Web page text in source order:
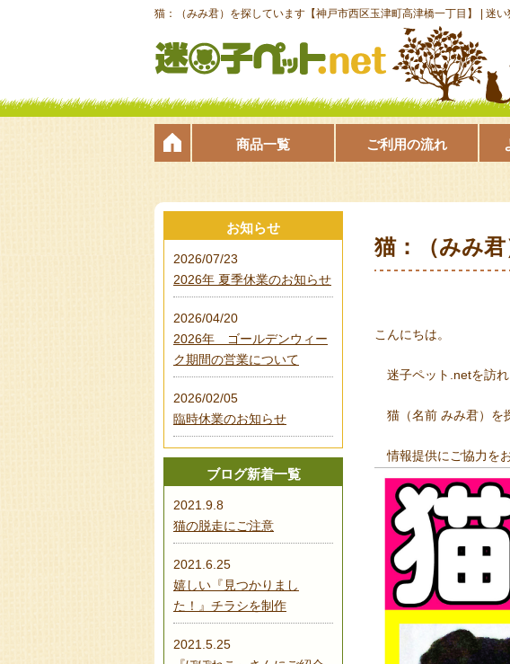
猫：（みみ君）を探しています【神戸市西区玉津町高津橋一丁目】 | 迷
商品一覧 ご利用の流れ
猫：（みみ君
こんにちは。
迷子ペット.netを訪れ
猫（名前 みみ君）を
情報提供にご協力を
お知らせ
2026/07/23
2026年 夏季休業のお知らせ
2026/04/20
2026年 ゴールデンウィー
ク期間の営業について
2026/02/05
臨時休業のお知らせ
ブログ新着一覧
2021.9.8
猫の脱走にご注意
2021.6.25
嬉しい『見つかりまし
た！』チラシを制作
2021.5.25